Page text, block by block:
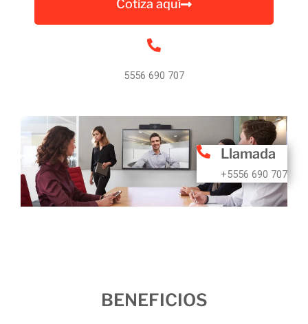
Cotiza aquí
5556 690 707
Llamada
+5556 690 707
BENEFICIOS